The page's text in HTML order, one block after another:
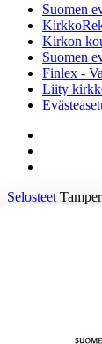
Suomen
Kirkon
Suomen
Finlex -
Liity
Selosteet
Kalenteri